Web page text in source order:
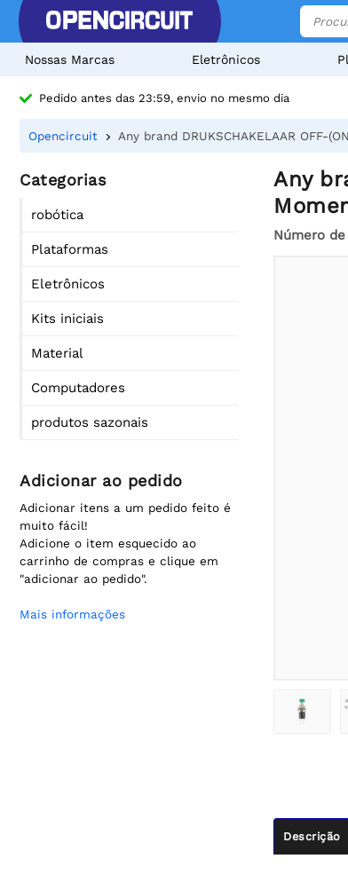
Nossas Marcas Eletrônicos
Pedido antes das 23:59, envio no mesmo dia
Opencircuit Any brand DRUKSCHAKELAAR OFF-
Categorias
robótica
Plataformas
Eletrônicos
Kits iniciais
Material
Computadores
produtos sazonais
Adicionar ao pedido
Adicionar itens a um pedido feito é
muito fácil!
Adicione o item esquecido ao
carrinho de compras e clique em
"adicionar ao pedido".
Mais informações
Any
Número
Descrição